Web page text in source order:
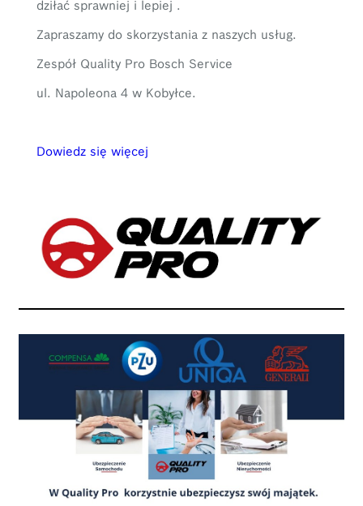
dziłać sprawniej i lepiej .
Zapraszamy do skorzystania z naszych usług.
Zespół Quality Pro Bosch Service
ul. Napoleona 4 w Kobyłce.
Dowiedz się więcej